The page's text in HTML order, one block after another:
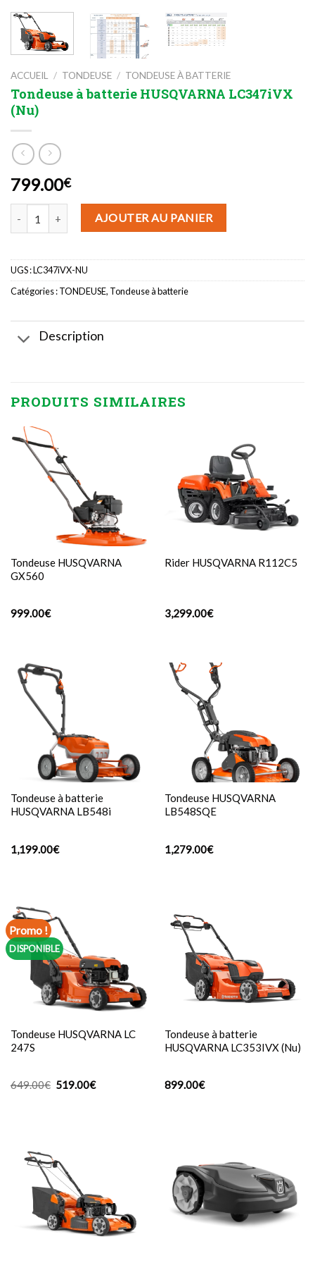
ACCUEIL / TONDEUSE / TONDEUSE À BATTERIE
Tondeuse à batterie HUSQVARNA LC347iVX
(Nu)
799.00€
AJOUTER AU PANIER
UGS :LC347iVX-NU
Catégories :TONDEUSE, Tondeuse à batterie
Description
PRODUITS SIMILAIRES
Tondeuse HUSQVARNA
GX560
999.00€
Rider HUSQVARNA R112C5
3,299.00€
Tondeuse à batterie
HUSQVARNA LB548i
1,199.00€
Tondeuse HUSQVARNA
LB548SQE
1,279.00€
Promo !
DISPONIBLE
Tondeuse HUSQVARNA LC
247S
649.00€ Le
prix
519.00€Le
prix
Tondeuse à batterie
HUSQVARNA LC353IVX (Nu)
899.00€